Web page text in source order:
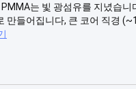
는 빛 광섬유를 지녔습
들어집니다, 큰 코어 직경